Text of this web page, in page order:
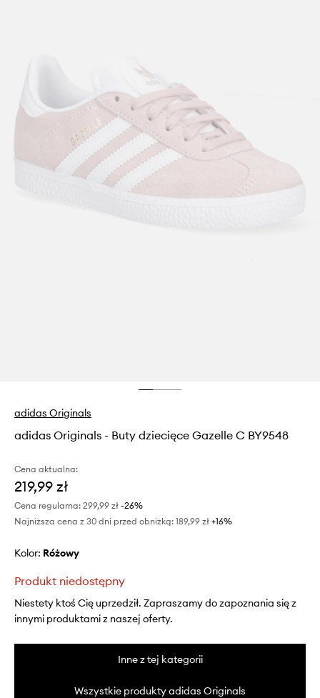
adidas Originals
adidas Originals - Buty dziecięce Gazelle C BY9548
Cena aktualna:
219,99 zł
Cena regularna: 299,99 zł -26%
Najniższa cena z 30 dni przed obniżką: 189,99 zł +16%
Kolor: różowy
Produkt niedostępny
Niestety ktoś Cię uprzedził. Zapraszamy do zapoznania się z
innymi produktami z naszej oferty.
Inne z tej kategorii
Wszystkie produkty adidas Originals